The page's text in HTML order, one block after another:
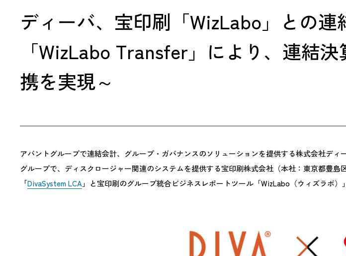
ディーバ、宝印刷「WizLabo」との
「WizLabo Transfer」により、連結
携を実現～
アバントグループで連結会計、グループ・ガバナンスのソリューションを提供する株式会社デ
グループで、ディスクロージャー関連のシステムを提供する宝印刷株式会社（本社：東京都豊
「DivaSystem LCA」と宝印刷のグループ統合ビジネスレポートツール「WizLabo（ウィズラボ